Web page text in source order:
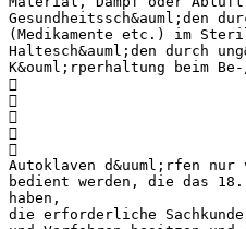
Gesundheitssch&auml;den
(Medikamente etc.) im
Haltesch&auml;den durch
K&ouml;rperhaltung beim





Autoklaven d&uuml;rfen nur
bedient werden, die das
haben,
die erforderliche